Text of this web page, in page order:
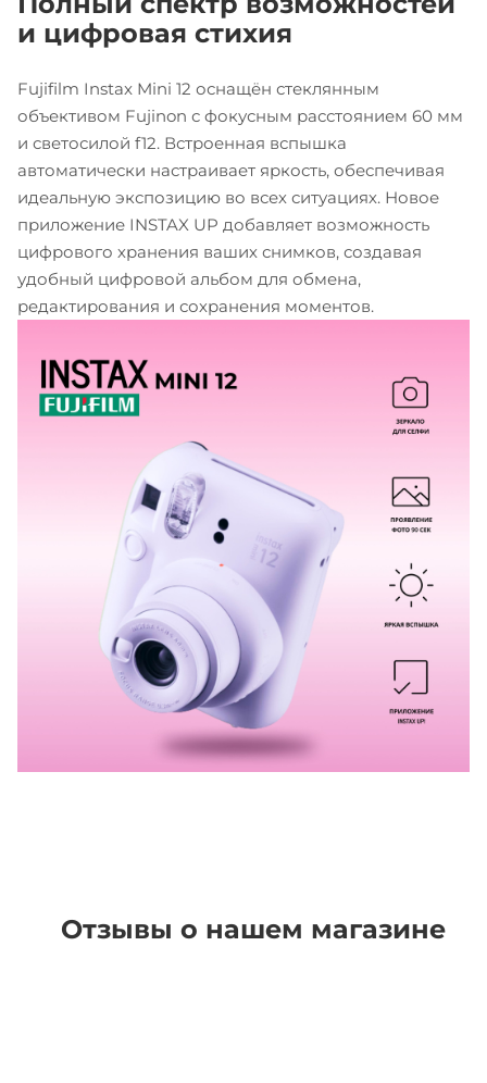
и цифровая стихия
Fujifilm Instax Mini 12 оснащён стеклянным
объективом Fujinon с фокусным расстоянием 60 мм
и светосилой f12. Встроенная вспышка
автоматически настраивает яркость, обеспечивая
идеальную экспозицию во всех ситуациях. Новое
приложение INSTAX UP добавляет возможность
цифрового хранения ваших снимков, создавая
удобный цифровой альбом для обмена,
редактирования и сохранения моментов.
Отзывы о нашем магазине